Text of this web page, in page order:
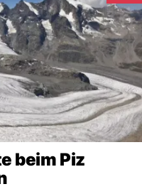
beim Piz